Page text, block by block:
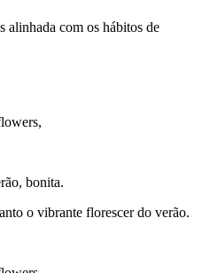
com os hábitos de
bonita.
o vibrante florescer do verão.